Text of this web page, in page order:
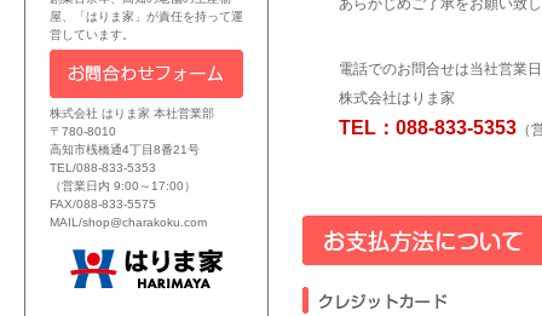
あらかじめご了承をお願い致
電話でのお問合せは当社営業
株式会社はりま家
TEL：088-833-5353 （
屋、「はりま家」が責任を持って運
営しています。
株式会社 はりま家 本社営業部
〒780-8010
高知市桟橋通4丁目8番21号
TEL/088-833-5353
（営業日内 9:00～17:00）
FAX/088-833-5575
MAIL/shop@charakoku.com